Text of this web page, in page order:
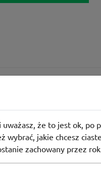
uważasz, że to jest ok, po
wybrać, jakie chcesz
zachowany przez